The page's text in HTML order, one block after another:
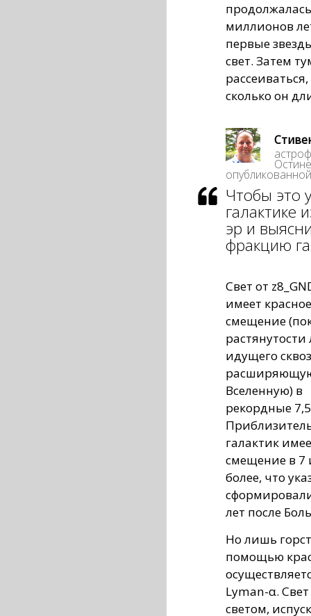
миллионов
первые
свет. Затем
сколько он
Чтобы это
галактике
эр и
фракцию
Свет от
имеет красное
смещение
растянутости
идущего
Вселенную) в
рекордные
галактик
смещение в 7
более, что
лет после
Но лишь
помощью
Lyman-α.
светом,